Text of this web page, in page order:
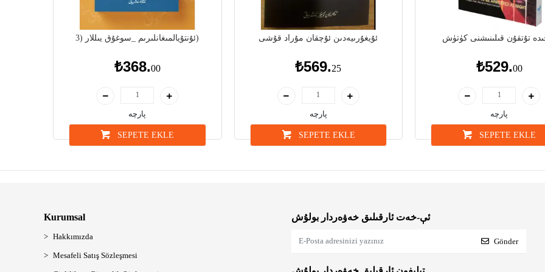
ئۇنتۇيالمىغانلىرىم _سوغۇق يىللار (3)
₺368.00
پارچە
SEPETE EKLE
ئۇيغۇرىيەدىن ئۇچقان مۇراد قۇشى
₺569.25
پارچە
SEPETE EKLE
تۇتقۇن قىلىنىشنى كۈتۈش
₺529.00
پارچە
SEPETE EKLE
ئې-خەت ئارقىلىق خەۋەردار بولۇش
Gönder
Kurumsal
Hakkımızda
Mesafeli Satış Sözleşmesi